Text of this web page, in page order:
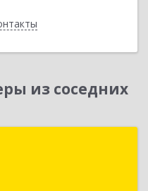
из соседних
г, Красная